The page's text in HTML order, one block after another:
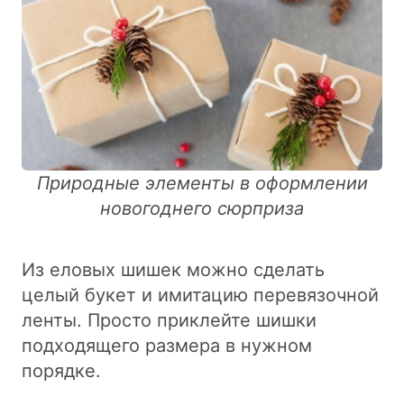
Природные элементы в оформлении
новогоднего сюрприза
Из еловых шишек можно сделать
целый букет и имитацию перевязочной
ленты. Просто приклейте шишки
подходящего размера в нужном
порядке.